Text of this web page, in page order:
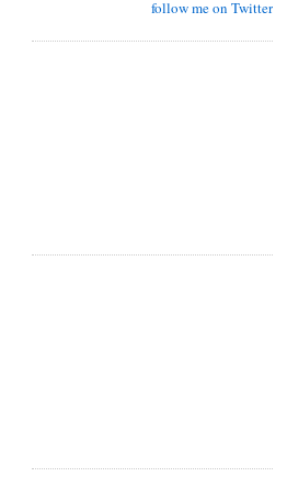
follow me on Twitter